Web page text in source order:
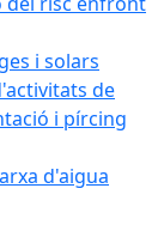
i solars
de
i pírcing
d'aigua